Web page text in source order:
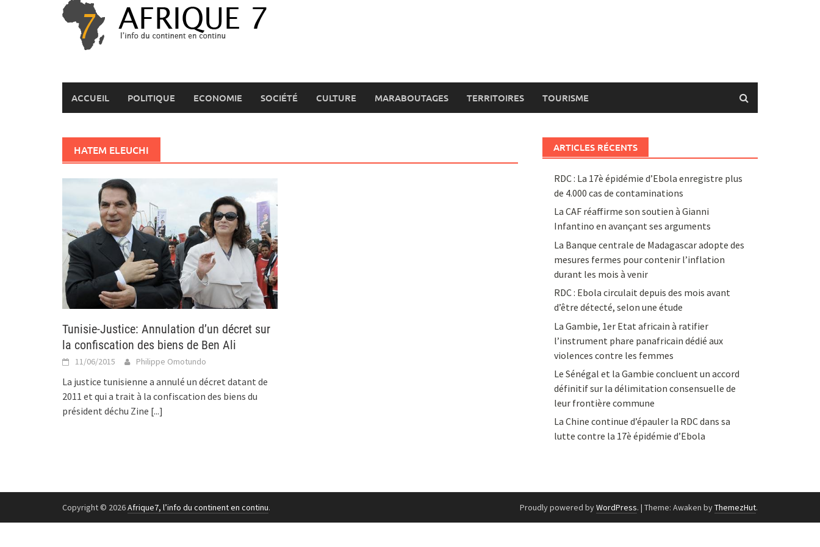
ACCUEIL POLITIQUE ECONOMIE SOCIÉTÉ CULTURE MARABOUTAGES TERRITOIRES TOURISME
HATEM ELEUCHI
Tunisie-Justice: Annulation d’un décret sur
la confiscation des biens de Ben Ali
11/06/2015 Philippe Omotundo
La justice tunisienne a annulé un décret datant de
2011 et qui a trait à la confiscation des biens du
président déchu Zine [...]
ARTICLES RÉCENTS
RDC : La 17è épidémie d’Ebola enregistre plus
de 4.000 cas de contaminations
La CAF réaffirme son soutien à Gianni
Infantino en avançant ses arguments
La Banque centrale de Madagascar adopte des
mesures fermes pour contenir l’inflation
durant les mois à venir
RDC : Ebola circulait depuis des mois avant
d’être détecté, selon une étude
La Gambie, 1er Etat africain à ratifier
l’instrument phare panafricain dédié aux
violences contre les femmes
Le Sénégal et la Gambie concluent un accord
définitif sur la délimitation consensuelle de
leur frontière commune
La Chine continue d’épauler la RDC dans sa
lutte contre la 17è épidémie d’Ebola
Copyright © 2026Afrique7, l’info du continent en continu. Proudly powered byWordPress. | Theme: Awaken byThemezHut.